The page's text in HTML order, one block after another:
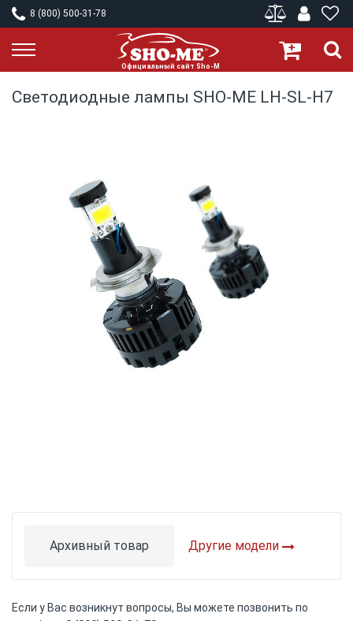
8 (800) 500-31-78
Светодиодные лампы SHO-ME LH-SL-H7
beginning
images
Архивный товар Другие модели
Если у Вас возникнут вопросы, Вы можете позвонить по